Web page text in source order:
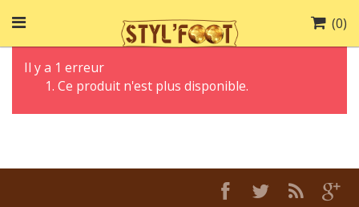
(0)
Il y a 1 erreur
Ce produit n'est plus disponible.